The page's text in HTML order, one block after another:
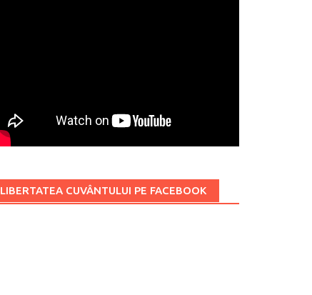
LIBERTATEA CUVÂNTULUI PE FACEBOOK